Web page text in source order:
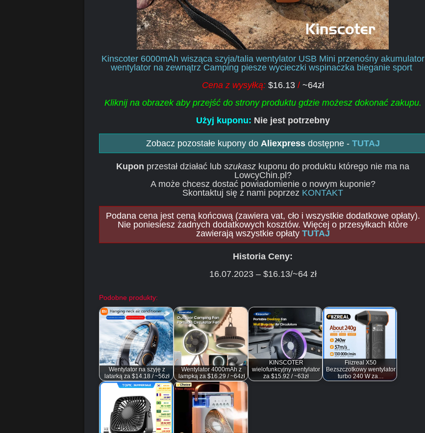
Kinscoter 6000mAh wisząca szyja/talia wentylator USB Mini przenośny akumulator
wentylator na zewnątrz Camping piesze wycieczki wspinaczka bieganie sport
Cena z wysyłką: $16.13 / ~64zł
Kliknij na obrazek aby przejść do strony produktu gdzie możesz dokonać zakupu.
Użyj kuponu: Nie jest potrzebny
Zobacz pozostałe kupony do Aliexpressdostępne - TUTAJ
Kupon przestał działać lub szukasz kuponu do produktu którego nie ma na
LowcyChin.pl?
A może chcesz dostać powiadomienie o nowym kuponie?
Skontaktuj się z nami poprzez KONTAKT
Podana cena jest ceną końcową (zawiera vat, cło i wszystkie dodatkowe opłaty).
Nie poniesiesz żadnych dodatkowych kosztów. Więcej o przesyłkach które
zawierają wszystkie opłaty TUTAJ
Historia Ceny:
16.07.2023 – $16.13/~64 zł
Podobne produkty:
Wentylator na szyję z
latarką za $14.18 / ~56zł
Wentylator 4000mAh z
lampką za $16.29 / ~64zł
KINSCOTER
wielofunkcyjny wentylator
za $15.92 / ~63zł
Fiizreal X50
Bezszczotkowy wentylator
turbo 240 W za…